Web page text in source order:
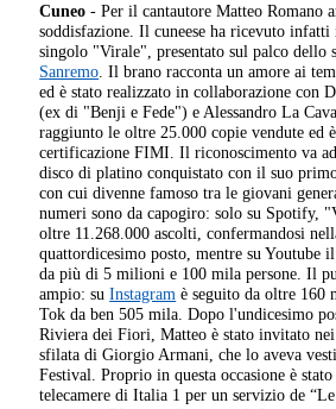
Cuneo - Per il cantautore Matteo Romano
soddisfazione. Il cuneese ha ricevuto
singolo "Virale", presentato sul palco dello
Sanremo . Il brano racconta un amore ai
ed è stato realizzato in collaborazione con
(ex di "Benji e Fede") e Alessandro La
raggiunto le oltre 25.000 copie vendute ed
certificazione FIMI. Il riconoscimento va
disco di platino conquistato con il suo
con cui divenne famoso tra le giovani
numeri sono da capogiro: solo su Spotify,
oltre 11.268.000 ascolti, confermandosi
quattordicesimo posto, mentre su Youtube
da più di 5 milioni e 100 mila persone. Il
ampio: suInstagram è seguito da oltre 160
Tok da ben 505 mila. Dopo l'undicesimo
Riviera dei Fiori, Matteo è stato invitato
sfilata di Giorgio Armani, che lo aveva
Festival. Proprio in questa occasione è
telecamere di Italia 1 per un servizio de